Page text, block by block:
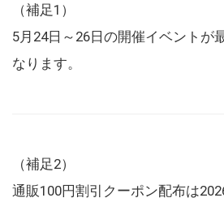
（補足1）
5月24日～26日の開催イベントが
なります。
（補足2）
通販100円割引クーポン配布は